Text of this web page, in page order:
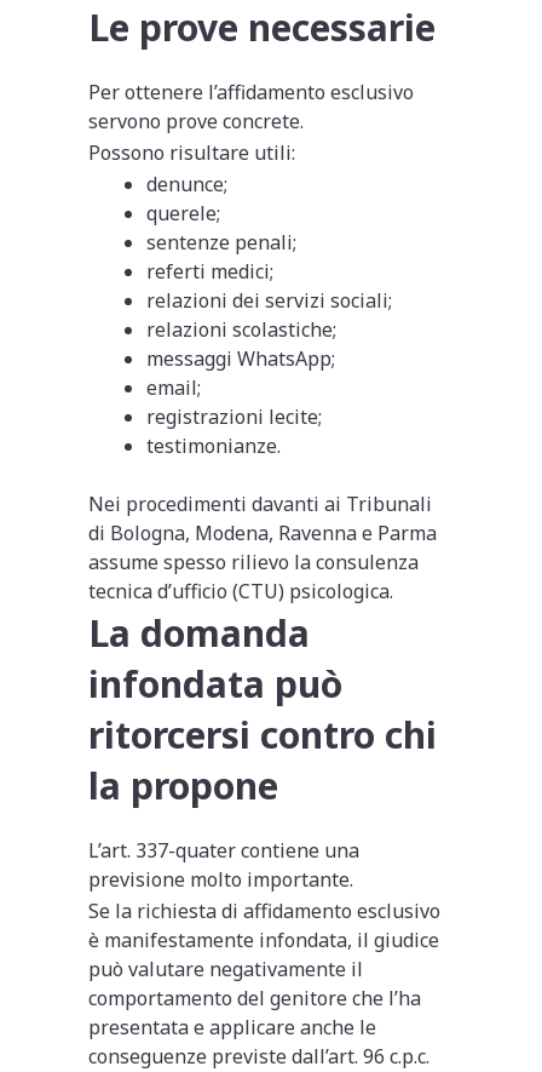
Le prove necessarie
Per ottenere l’affidamento esclusivo
servono prove concrete.
Possono risultare utili:
denunce;
querele;
sentenze penali;
referti medici;
relazioni dei servizi sociali;
relazioni scolastiche;
messaggi WhatsApp;
email;
registrazioni lecite;
testimonianze.
Nei procedimenti davanti ai Tribunali
di Bologna, Modena, Ravenna e Parma
assume spesso rilievo la consulenza
tecnica d’ufficio (CTU) psicologica.
La domanda
infondata può
ritorcersi contro chi
la propone
L’art. 337-quater contiene una
previsione molto importante.
Se la richiesta di affidamento esclusivo
è manifestamente infondata, il giudice
può valutare negativamente il
comportamento del genitore che l’ha
presentata e applicare anche le
conseguenze previste dall’art. 96 c.p.c.